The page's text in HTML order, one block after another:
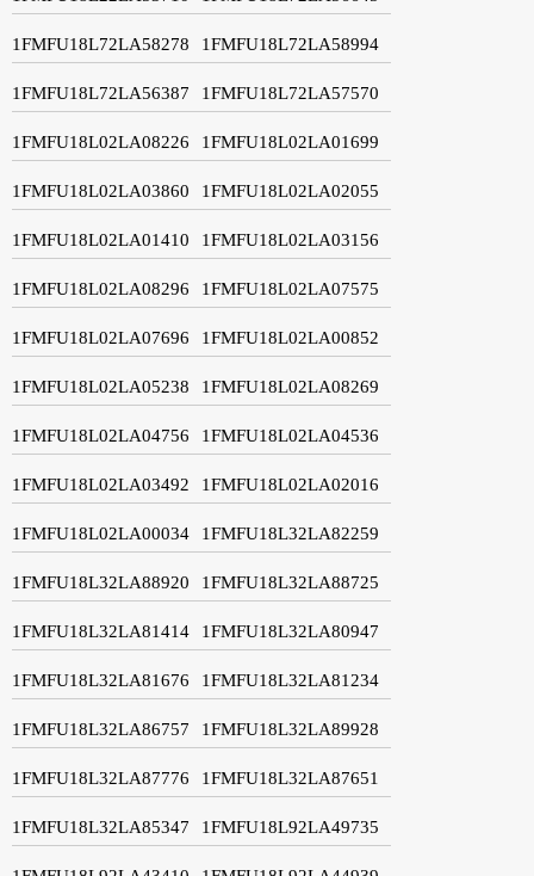
1FMFU18L72LA58278 1FMFU18L72LA58994
1FMFU18L72LA56387 1FMFU18L72LA57570
1FMFU18L02LA08226 1FMFU18L02LA01699
1FMFU18L02LA03860 1FMFU18L02LA02055
1FMFU18L02LA01410 1FMFU18L02LA03156
1FMFU18L02LA08296 1FMFU18L02LA07575
1FMFU18L02LA07696 1FMFU18L02LA00852
1FMFU18L02LA05238 1FMFU18L02LA08269
1FMFU18L02LA04756 1FMFU18L02LA04536
1FMFU18L02LA03492 1FMFU18L02LA02016
1FMFU18L02LA00034 1FMFU18L32LA82259
1FMFU18L32LA88920 1FMFU18L32LA88725
1FMFU18L32LA81414 1FMFU18L32LA80947
1FMFU18L32LA81676 1FMFU18L32LA81234
1FMFU18L32LA86757 1FMFU18L32LA89928
1FMFU18L32LA87776 1FMFU18L32LA87651
1FMFU18L32LA85347 1FMFU18L92LA49735